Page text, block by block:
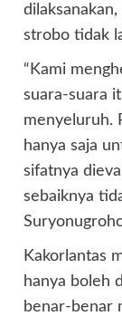
strobo tidak
“Kami
suara-suara
menyeluruh.
hanya saja
sifatnya
sebaiknya
Kakorlantas
hanya boleh
benar-benar